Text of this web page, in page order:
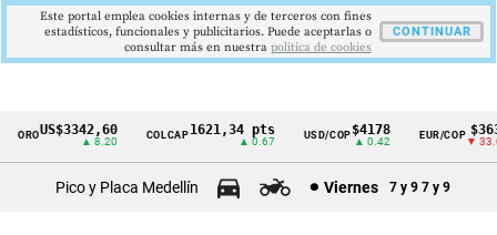
Cintillo
OROUS$3342,60
▲ 8.20
COLCAP1621,34 pts
▲ 0.67
USD/COP$4178
▲ 0.42
EUR/COP $3639
▼ 33.00
Pico y Placa Medellín Viernes 7 y 9 7 y 9
Este portal emplea cookies internas y de terceros con fines
estadísticos, funcionales y publicitarios. Puede aceptarlas o
consultar más en nuestra politica de cookies
CONTINUAR